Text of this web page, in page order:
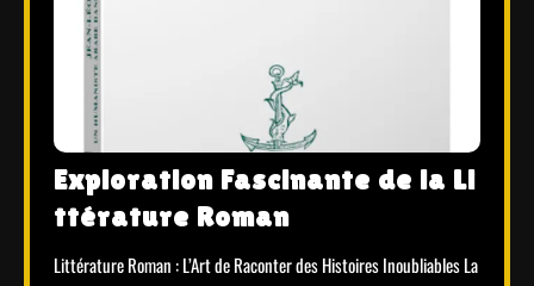
Exploration Fascinante de la Li
ttérature Roman
Littérature Roman : L’Art de Raconter des Histoires Inoubliables La